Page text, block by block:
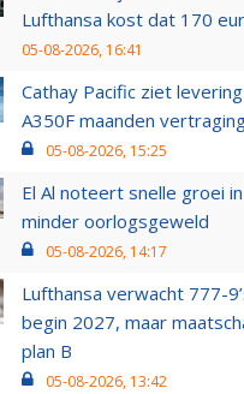
Lufthansa kost dat 170
05-08-2026, 16:41
Cathay Pacific ziet
A350F maanden
05-08-2026, 15:25
El Al noteert snelle groei
minder oorlogsgeweld
05-08-2026, 14:17
Lufthansa verwacht 777-
begin 2027, maar
plan B
05-08-2026, 13:42